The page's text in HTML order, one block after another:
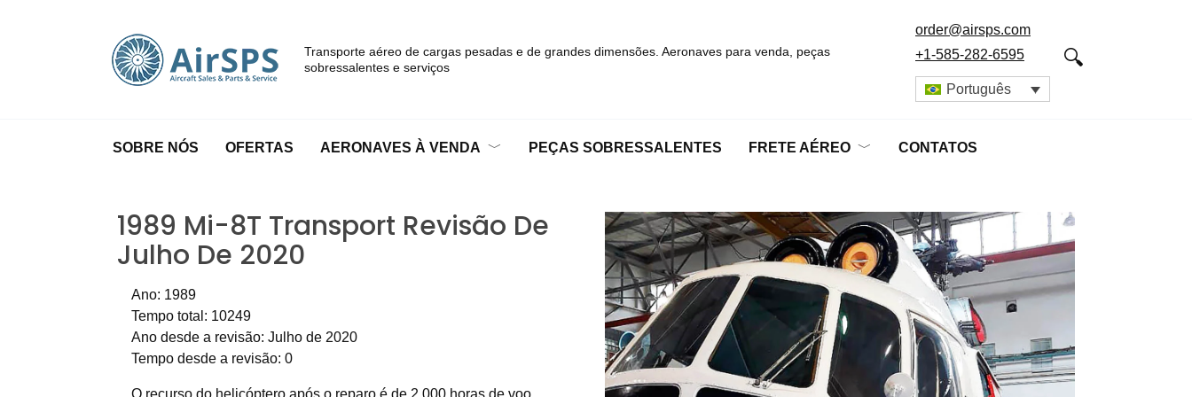
Transporte aéreo de cargas pesadas e de grandes dimensões. Aeronaves para venda, peças
sobressalentes e serviços
order@airsps.com
+1-585-282-6595
Português
SOBRE NÓS OFERTAS AERONAVES À VENDA PEÇAS SOBRESSALENTES FRETE AÉREO CONTATOS
1989 Mi-8T Transport Revisão De
Julho De 2020
Ano: 1989
Tempo total: 10249
Ano desde a revisão: Julho de 2020
Tempo desde a revisão: 0
O recurso do helicóptero após o reparo é de 2.000 horas de voo